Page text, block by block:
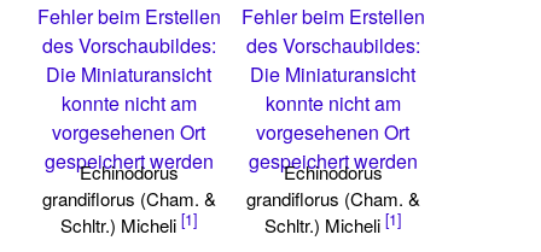
Fehler beim Erstellen
des Vorschaubildes:
Die Miniaturansicht
konnte nicht am
vorgesehenen Ort
gespeichert werden
Echinodorus
grandiflorus (Cham. &
Schltr.) Micheli [1]
Fehler beim Erstellen
des Vorschaubildes:
Die Miniaturansicht
konnte nicht am
vorgesehenen Ort
gespeichert werden
Echinodorus
grandiflorus (Cham. &
Schltr.) Micheli [1]